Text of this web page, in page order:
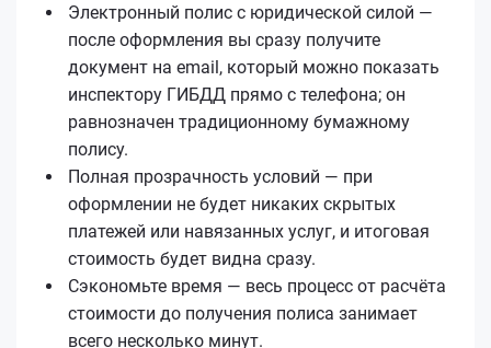
Электронный полис с юридической силой —
после оформления вы сразу получите
документ на email, который можно показать
инспектору ГИБДД прямо с телефона; он
равнозначен традиционному бумажному
полису.
Полная прозрачность условий — при
оформлении не будет никаких скрытых
платежей или навязанных услуг, и итоговая
стоимость будет видна сразу.
Сэкономьте время — весь процесс от расчёта
стоимости до получения полиса занимает
всего несколько минут.